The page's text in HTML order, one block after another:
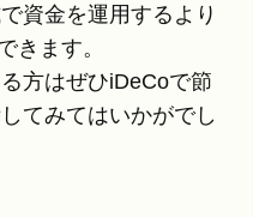
資金を運用するより
きます。
方はぜひiDeCoで節
てみてはいかがでし